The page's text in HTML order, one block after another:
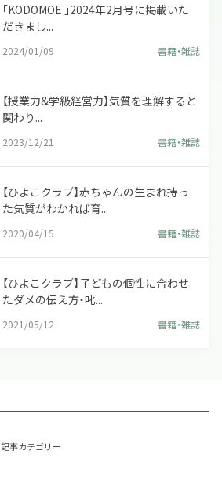
「KODOMOE 」2024年2月号に掲載いた
だきまし...
2024/01/09 書籍・雑誌
【授業力&学級経営力】気質を理解すると
関わり...
2023/12/21 書籍・雑誌
【ひよこクラブ】赤ちゃんの生まれ持っ
た気質がわかれば育...
2020/04/15 書籍・雑誌
【ひよこクラブ】子どもの個性に合わせ
たダメの伝え方・叱...
2021/05/12 書籍・雑誌
記事カテゴリー